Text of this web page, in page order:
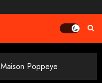
Maison Poppeye